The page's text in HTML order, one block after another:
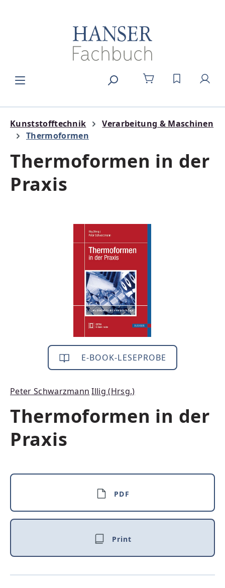
DU HAST 0
Kunststofftechnik
Verarbeitung & Maschinen
Thermoformen
Thermoformen in der
Praxis
Bildergalerie überspringen
E-BOOK-LESEPROBE
Peter Schwarzmann Illig (Hrsg.)
Thermoformen in der
Praxis
PDF
Print